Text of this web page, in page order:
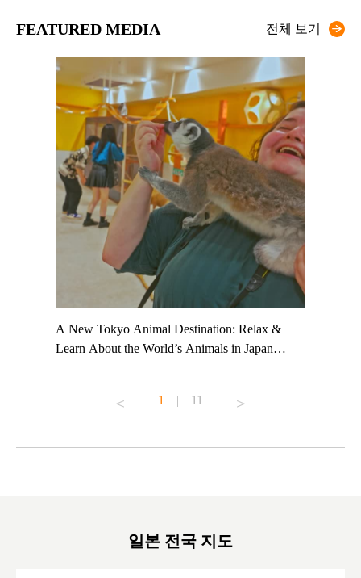
FEATURED MEDIA 전체 보기
#kyoto
A New Tokyo Animal Destination: Relax &
Learn About the World’s Animals in Japan
#japantrip #카피바라 #애니터치 #아이와가볼
京親子景點 #日本動物互動體驗 #水豚泡澡 #
1 | 11
일본 전국 지도